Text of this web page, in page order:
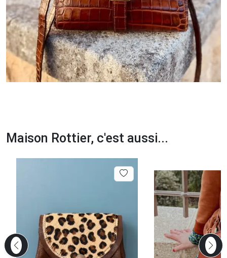
Maison Rottier, c'est aussi...